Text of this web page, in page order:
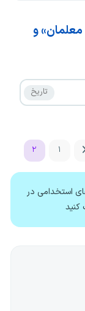
و
۱ ۲
استخدامی در
کنید